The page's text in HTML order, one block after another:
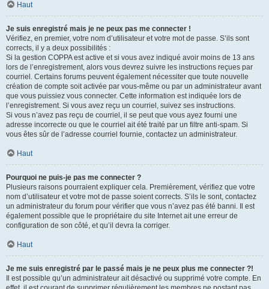
Haut
Je suis enregistré mais je ne peux pas me connecter !
Vérifiez, en premier, votre nom d’utilisateur et votre mot de passe. S’ils sont
corrects, il y a deux possibilités :
Si la gestion COPPA est active et si vous avez indiqué avoir moins de 13 ans
lors de l’enregistrement, alors vous devrez suivre les instructions reçues par
courriel. Certains forums peuvent également nécessiter que toute nouvelle
création de compte soit activée par vous-même ou par un administrateur avant
que vous puissiez vous connecter. Cette information est indiquée lors de
l’enregistrement. Si vous avez reçu un courriel, suivez ses instructions.
Si vous n’avez pas reçu de courriel, il se peut que vous ayez fourni une
adresse incorrecte ou que le courriel ait été traité par un filtre anti-spam. Si
vous êtes sûr de l’adresse courriel fournie, contactez un administrateur.
Haut
Pourquoi ne puis-je pas me connecter ?
Plusieurs raisons pourraient expliquer cela. Premièrement, vérifiez que votre
nom d’utilisateur et votre mot de passe soient corrects. S’ils le sont, contactez
un administrateur du forum pour vérifier que vous n’avez pas été banni. Il est
également possible que le propriétaire du site Internet ait une erreur de
configuration de son côté, et qu’il devra la corriger.
Haut
Je me suis enregistré par le passé mais je ne peux plus me connecter ?!
Il est possible qu’un administrateur ait désactivé ou supprimé votre compte. En